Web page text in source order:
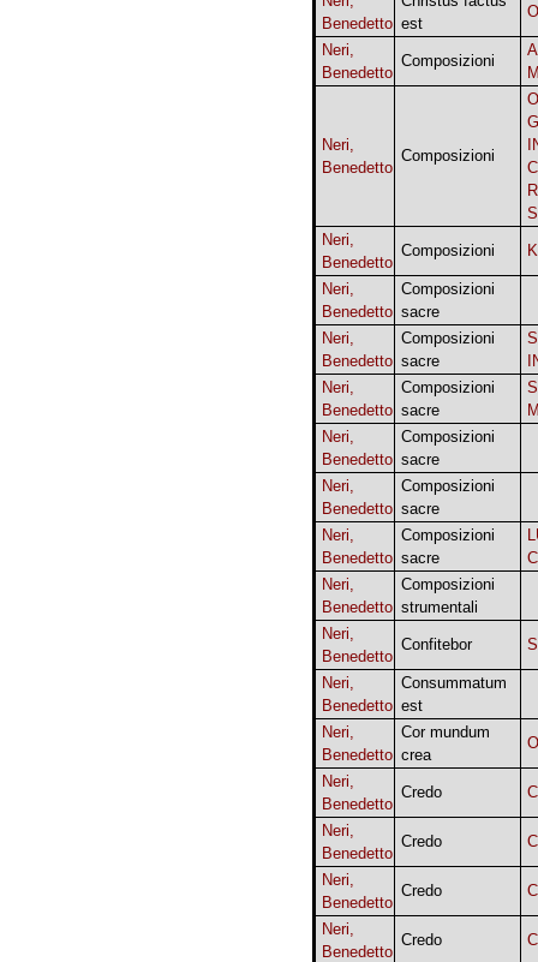
Benedetto est
Neri,
Benedetto
Composizioni
Neri,
Benedetto
Composizioni
Neri,
Benedetto
Composizioni
Neri,
Benedetto
Composizioni
sacre
Neri,
Benedetto
Composizioni
sacre
Neri,
Benedetto
Composizioni
sacre
Neri,
Benedetto
Composizioni
sacre
Neri,
Benedetto
Composizioni
sacre
Neri,
Benedetto
Composizioni
sacre
Neri,
Benedetto
Composizioni
strumentali
Neri,
Benedetto
Confitebor
Neri,
Benedetto
Consummatum
est
Neri,
Benedetto
Cor mundum
crea
Neri,
Benedetto
Credo
Neri,
Benedetto
Credo
Neri,
Benedetto
Credo
Neri,
Benedetto
Credo